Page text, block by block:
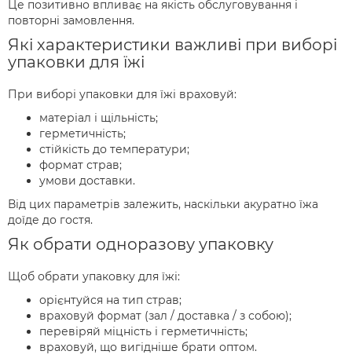
Це позитивно впливає на якість обслуговування і
повторні замовлення.
Які характеристики важливі при виборі
упаковки для їжі
При виборі упаковки для їжі враховуй:
матеріал і щільність;
герметичність;
стійкість до температури;
формат страв;
умови доставки.
Від цих параметрів залежить, наскільки акуратно їжа
доїде до гостя.
Як обрати одноразову упаковку
Щоб обрати упаковку для їжі:
орієнтуйся на тип страв;
враховуй формат (зал / доставка / з собою);
перевіряй міцність і герметичність;
враховуй, що вигідніше брати оптом.